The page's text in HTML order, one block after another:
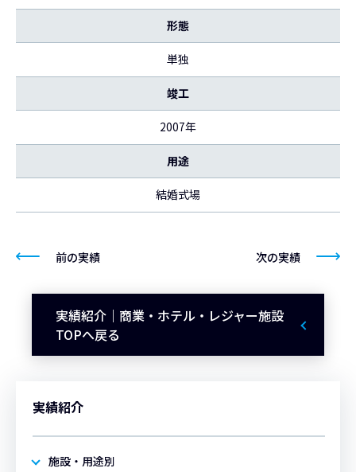
形態
単独
竣工
2007年
用途
結婚式場
前の実績
実績紹介｜商業・ホテル・レジャー施設
TOPへ戻る
次の実績
実績紹介
施設・用途別